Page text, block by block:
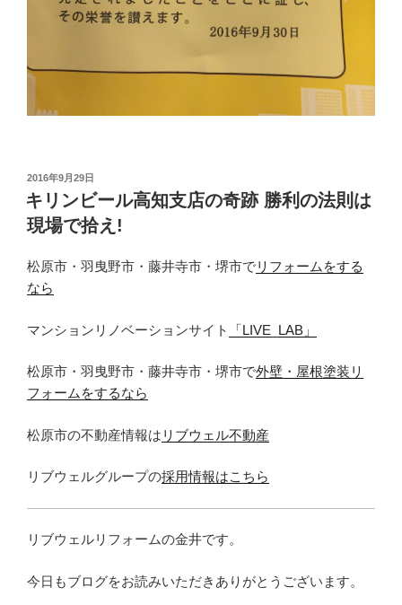
投
稿
日:
2016年9月29日
キリンビール高知支店の奇跡 勝利の法則は
現場で拾え!
松原市・羽曳野市・藤井寺市・堺市でリフォームをする
なら
マンションリノベーションサイト 「LIVE_LAB」
松原市・羽曳野市・藤井寺市・堺市で外壁・屋根塗装リ
フォームをするなら
松原市の不動産情報は リブウェル不動産
リブウェルグループの採用情報はこちら
リブウェルリフォームの金井です。
今日もブログをお読みいただきありがとうございます。